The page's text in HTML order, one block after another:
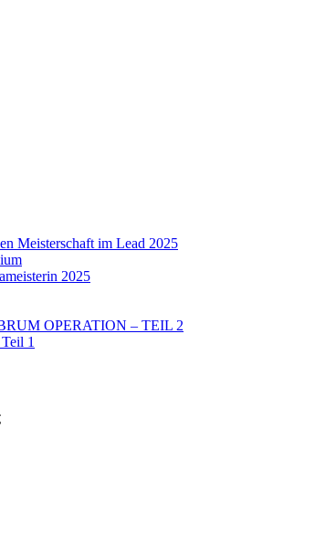
Meisterschaft im Lead 2025
2025
OPERATION – TEIL 2
1